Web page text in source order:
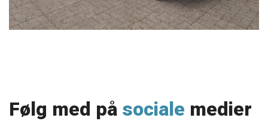
Følg med på sociale medier